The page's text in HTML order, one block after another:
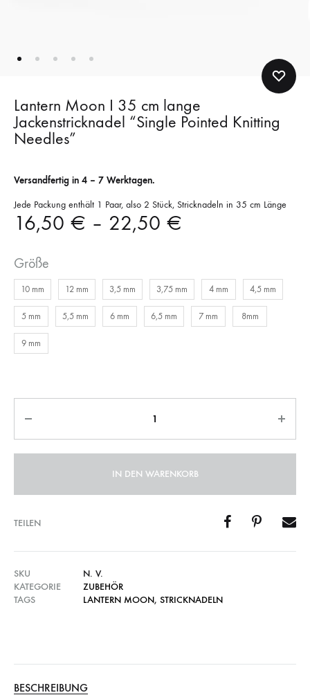
Lantern Moon I 35 cm lange
Jackenstricknadel “Single Pointed Knitting
Needles”
Versandfertig in 4 – 7 Werktagen.
Jede Packung enthält 1 Paar, also 2 Stück, Stricknadeln in 35 cm Länge
16,50 € – 22,50 €
Größe
10 mm 12 mm 3,5 mm 3,75 mm 4 mm 4,5 mm
5 mm 5,5 mm 6 mm 6,5 mm 7 mm 8mm
9 mm
IN DEN WARENKORB
TEILEN
SKU
N. V.
KATEGORIE
ZUBEHÖR
TAGS
LANTERN MOON, STRICKNADELN
BESCHREIBUNG